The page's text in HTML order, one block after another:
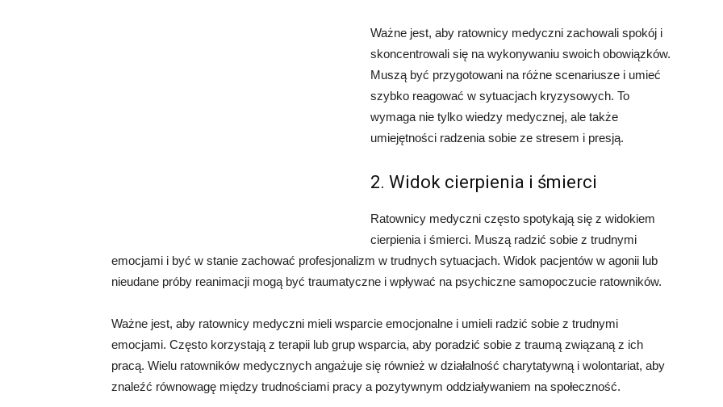
Ważne jest, aby ratownicy medyczni zachowali spokój i
skoncentrowali się na wykonywaniu swoich obowiązków.
Muszą być przygotowani na różne scenariusze i umieć
szybko reagować w sytuacjach kryzysowych. To
wymaga nie tylko wiedzy medycznej, ale także
umiejętności radzenia sobie ze stresem i presją.
2. Widok cierpienia i śmierci
Ratownicy medyczni często spotykają się z widokiem
cierpienia i śmierci. Muszą radzić sobie z trudnymi
emocjami i być w stanie zachować profesjonalizm w trudnych sytuacjach. Widok pacjentów w agonii lub
nieudane próby reanimacji mogą być traumatyczne i wpływać na psychiczne samopoczucie ratowników.
Ważne jest, aby ratownicy medyczni mieli wsparcie emocjonalne i umieli radzić sobie z trudnymi
emocjami. Często korzystają z terapii lub grup wsparcia, aby poradzić sobie z traumą związaną z ich
pracą. Wielu ratowników medycznych angażuje się również w działalność charytatywną i wolontariat, aby
znaleźć równowagę między trudnościami pracy a pozytywnym oddziaływaniem na społeczność.